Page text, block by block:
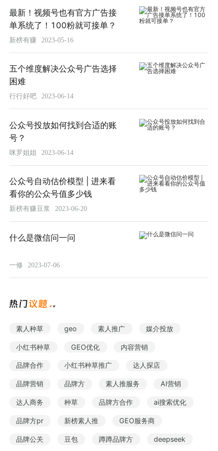
最新！视频号也有官方广告接
单系统了！100粉就可接单？
新榜有赚 2023-05-16
五个维度解决公众号广告选择
困难
行行好吧 2023-06-14
公众号投放如何找到合适的账
号？
咪罗姐姐 2023-06-14
公众号自动估价模型 | 进来看
看你的公众号值多少钱
新榜有赚豆浆 2023-06-20
什么是微信问一问
一修 2023-07-06
素人种草 geo 素人推广 媒介投放
小红书种草 GEO优化 内容营销
品牌合作 小红书种草推广 达人探店
品牌营销 品牌方 素人推服务 AI营销
达人商务 种草 品牌方合作 ai搜索优化
品牌方pr 新榜素人推 GEO服务商
品牌公关 豆包 蹲蹲品牌方 deepseek